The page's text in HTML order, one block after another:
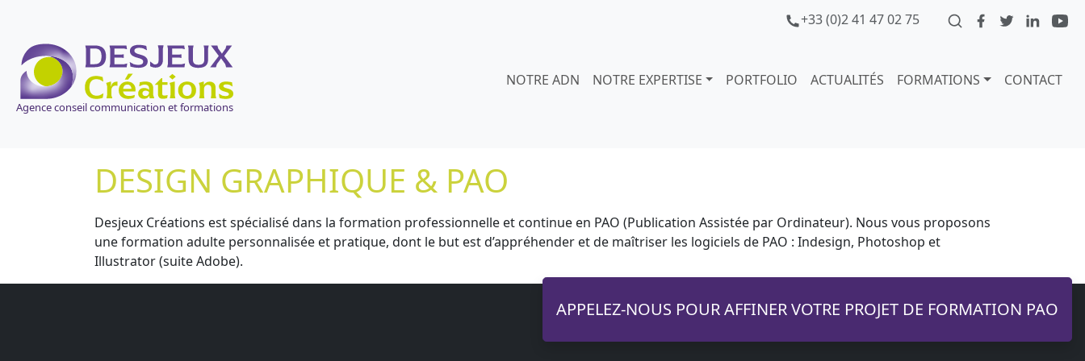
+33 (0)2 41 47 02 75
Agence conseil communication et formations
NOTRE ADN NOTRE EXPERTISE PORTFOLIO ACTUALITÉS FORMATIONS CONTACT
DESIGN GRAPHIQUE & PAO
Desjeux Créations est spécialisé dans la formation professionnelle et continue en PAO (Publication Assistée par Ordinateur). Nous vous proposons
une formation adulte personnalisée et pratique, dont le but est d’appréhender et de maîtriser les logiciels de PAO : Indesign, Photoshop et
Illustrator (suite Adobe).
APPELEZ-NOUS POUR AFFINER VOTRE PROJET DE FORMATION PAO